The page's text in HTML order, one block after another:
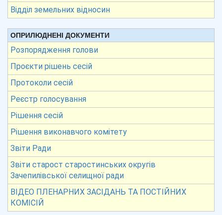
Відділ земельних відносин
ОПРИЛЮДНЕНІ ДОКУМЕНТИ
Розпорядження голови
Проєкти рішень сесій
Протоколи сесій
Реєстр голосування
Рішення сесій
Рішення виконавчого комітету
Звіти Ради
Звіти старост старостинських округів
Зачепилівської селищної ради
ВІДЕО ПЛЕНАРНИХ ЗАСІДАНЬ ТА ПОСТІЙНИХ
КОМІСІЙ